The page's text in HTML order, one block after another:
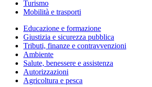
Turismo
Mobilità e trasporti
Educazione e formazione
Giustizia e sicurezza pubblica
Tributi, finanze e contravvenzioni
Ambiente
Salute, benessere e assistenza
Autorizzazioni
Agricoltura e pesca